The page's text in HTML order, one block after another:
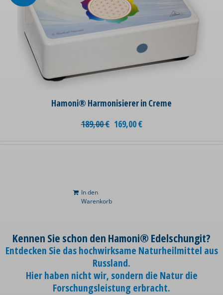
Hamoni® Harmonisierer in Creme
189,00€ 169,00€
In den
Warenkorb
Kennen Sie schon den Hamoni® Edelschungit?
Entdecken Sie das hochwirksame Naturheilmittel aus
Russland.
Hier haben nicht wir, sondern die Natur die
Forschungsleistung erbracht.